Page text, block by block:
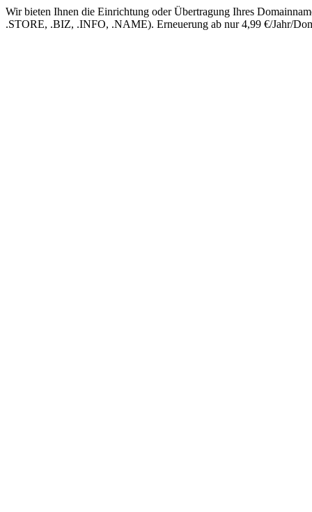
Wir bieten Ihnen die Einrichtung oder Übertragung Ihres
.STORE, .BIZ, .INFO, .NAME). Erneuerung ab nur 4,99 €/Jahr/